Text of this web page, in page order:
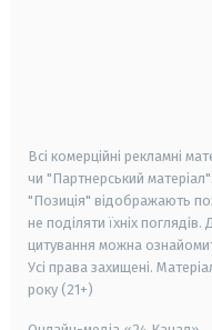
Всі комерційні рекламні
чи "Партнерський
"Позиція" відображають
не поділяти їхніх
цитування можна
Усі права захищені.
року (21+)